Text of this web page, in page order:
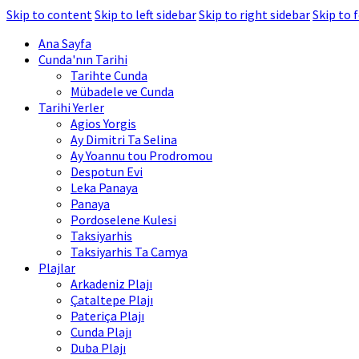
Skip to contentSkip to left sidebarSkip to right sidebarSkip to
Ana Sayfa
Cunda'nın Tarihi
Tarihte Cunda
Mübadele ve Cunda
Tarihi Yerler
Agios Yorgis
Ay Dimitri Ta Selina
Ay Yoannu tou Prodromou
Despotun Evi
Leka Panaya
Panaya
Pordoselene Kulesi
Taksiyarhis
Taksiyarhis Ta Camya
Plajlar
Arkadeniz Plajı
Çataltepe Plajı
Pateriça Plajı
Cunda Plajı
Duba Plajı